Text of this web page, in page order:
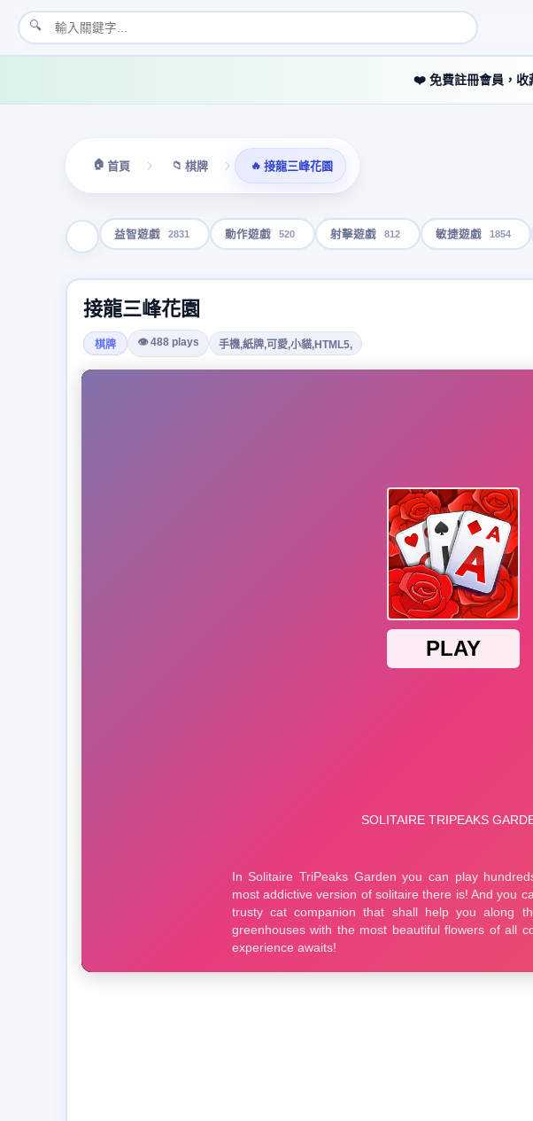
🔍
❤️ 免費註冊會員，收
🏠 首頁 📁 棋牌 🔥 接龍三峰花園
益智遊戲 2831 動作遊戲 520 射擊遊戲 812 敏捷遊戲 1854
接龍三峰花園
棋牌 👁 488 plays 手機,紙牌,可愛,小貓,HTML5,